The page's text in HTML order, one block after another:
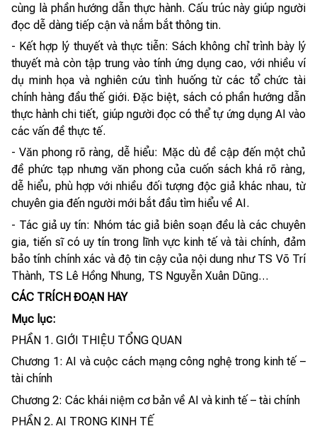
cùng là phần hướng dẫn thực hành. Cấu trúc này giúp người
đọc dễ dàng tiếp cận và nắm bắt thông tin.
- Kết hợp lý thuyết và thực tiễn: Sách không chỉ trình bày lý
thuyết mà còn tập trung vào tính ứng dụng cao, với nhiều ví
dụ minh họa và nghiên cứu tình huống từ các tổ chức tài
chính hàng đầu thế giới. Đặc biệt, sách có phần hướng dẫn
thực hành chi tiết, giúp người đọc có thể tự ứng dụng AI vào
các vấn đề thực tế.
- Văn phong rõ ràng, dễ hiểu: Mặc dù đề cập đến một chủ
đề phức tạp nhưng văn phong của cuốn sách khá rõ ràng,
dễ hiểu, phù hợp với nhiều đối tượng độc giả khác nhau, từ
chuyên gia đến người mới bắt đầu tìm hiểu về AI.
- Tác giả uy tín: Nhóm tác giả biên soạn đều là các chuyên
gia, tiến sĩ có uy tín trong lĩnh vực kinh tế và tài chính, đảm
bảo tính chính xác và độ tin cậy của nội dung như TS Võ Trí
Thành, TS Lê Hồng Nhung, TS Nguyễn Xuân Dũng…
CÁC TRÍCH ĐOẠN HAY
Mục lục:
PHẦN 1. GIỚI THIỆU TỔNG QUAN
Chương 1: AI và cuộc cách mạng công nghệ trong kinh tế –
tài chính
Chương 2: Các khái niệm cơ bản về AI và kinh tế – tài chính
PHẦN 2. AI TRONG KINH TẾ